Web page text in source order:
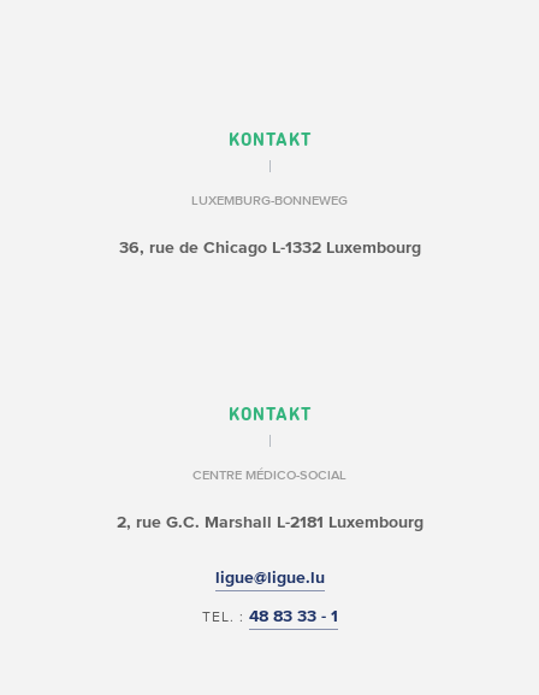
KONTAKT
LUXEMBURG-BONNEWEG
36, rue de ChicagoL-1332 Luxembourg
KONTAKT
CENTRE MÉDICO-SOCIAL
2, rue G.C. Marshall L-2181 Luxembourg
ligue@ligue.lu
TEL. : 48 83 33 - 1